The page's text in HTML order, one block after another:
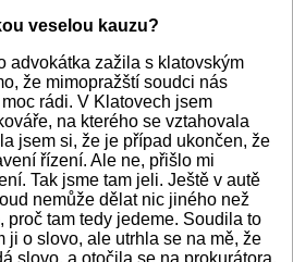
veselou kauzu?
advokátka zažila s klatovským
že mimopražští soudci nás
rádi. V Klatovech jsem
na kterého se vztahovala
jsem si, že je případ ukončen, že
řízení. Ale ne, přišlo mi
Tak jsme tam jeli. Ještě v autě
nemůže dělat nic jiného než
proč tam tedy jedeme. Soudila to
ji o slovo, ale utrhla se na mě, že
slovo, a otočila se na prokurátora,